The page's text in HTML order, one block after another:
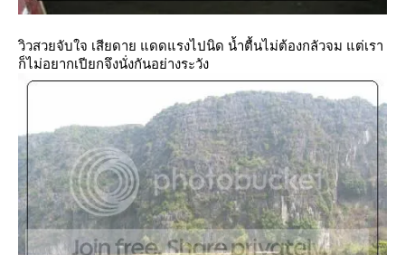
วิวสวยจับใจ เสียดาย แดดแรงไปนิด น้ำตื้นไม่ต้องกลัวจม แต่เรา
ก็ไม่อยากเปียกจึงนั่งกันอย่างระวัง